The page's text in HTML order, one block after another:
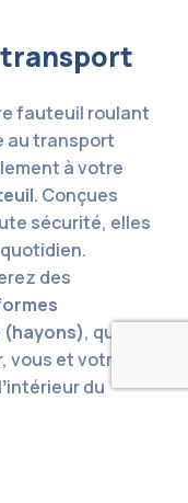
fauteuil roulant
au transport
à votre
. Conçues
sécurité, elles
des
, qui
et votre
du